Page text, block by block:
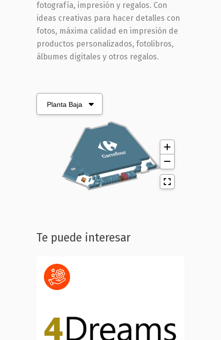
fotografía, impresión y regalos. Con
ideas creativas para hacer detalles con
fotos, máxima calidad en impresión de
productos personalizados, fotolibros,
álbumes digitales y otros regalos.
Te puede interesar